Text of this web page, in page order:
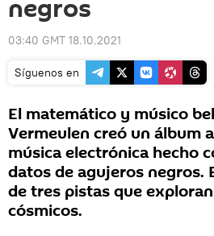
negros
03:40 GMT 18.10.2021
Síguenos en
El matemático y músico
Vermeulen creó un álbum
música electrónica hecho
datos de agujeros negros.
de tres pistas que
cósmicos.